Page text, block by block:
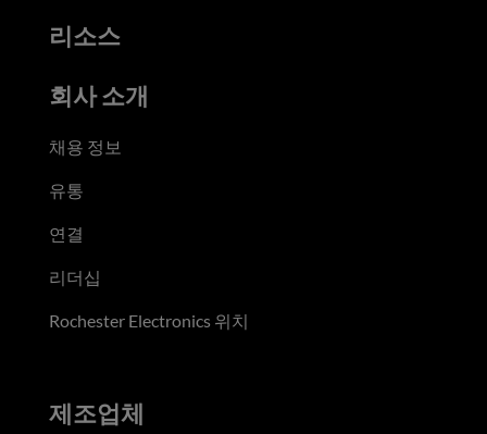
리소스
회사 소개
채용 정보
유통
연결
리더십
Rochester Electronics 위치
제조업체